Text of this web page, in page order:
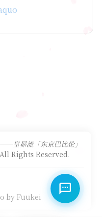
皇昴流「东京巴比伦」
Rights Reserved.
by Fuukei